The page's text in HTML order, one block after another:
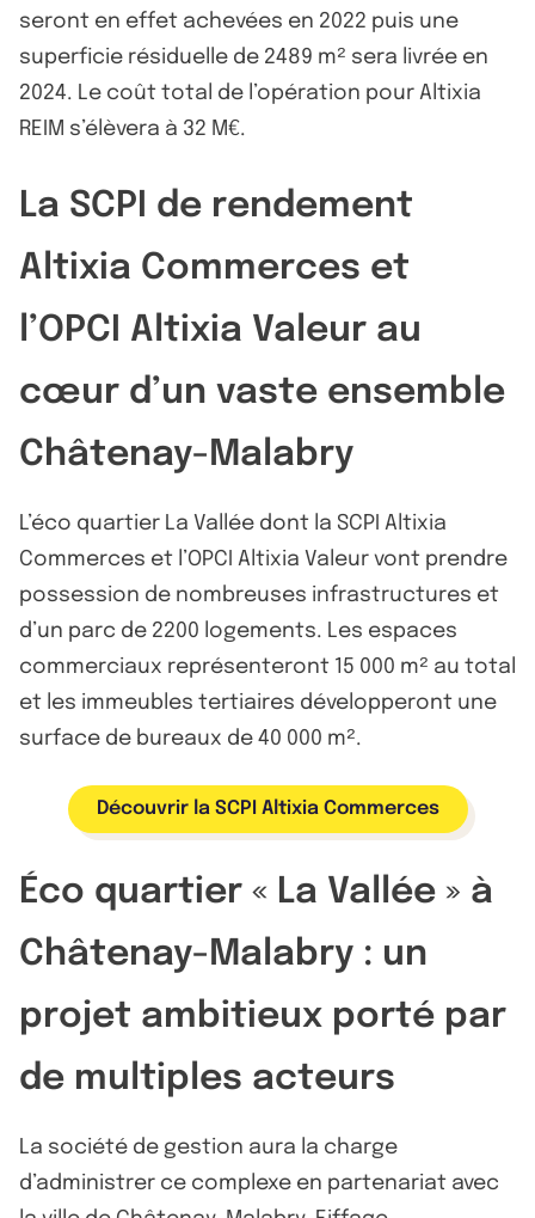
seront en effet achevées en 2022 puis une
superficie résiduelle de 2489 m² sera livrée en
2024. Le coût total de l’opération pour Altixia
REIM s’élèvera à 32 M€.
La SCPI de rendement
Altixia Commerces et
l’OPCI Altixia Valeur au
cœur d’un vaste ensemble
Châtenay-Malabry
L’éco quartier La Vallée dont la SCPI Altixia
Commerces et l’OPCI Altixia Valeur vont prendre
possession de nombreuses infrastructures et
d’un parc de 2200 logements. Les espaces
commerciaux représenteront 15 000 m² au total
et les immeubles tertiaires développeront une
surface de bureaux de 40 000 m².
Découvrir la SCPI Altixia Commerces
Éco quartier « La Vallée » à
Châtenay-Malabry : un
projet ambitieux porté par
de multiples acteurs
La société de gestion aura la charge
d’administrer ce complexe en partenariat avec